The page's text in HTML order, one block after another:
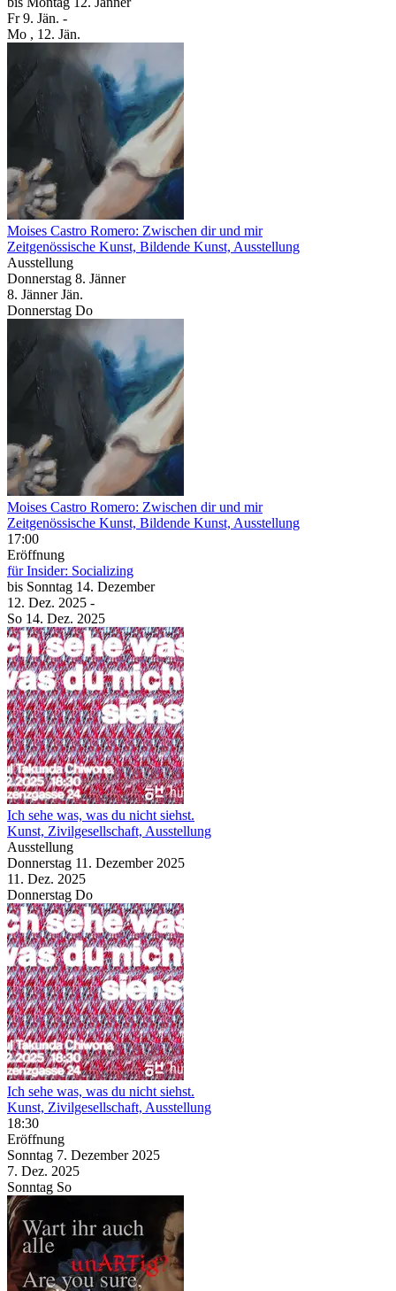
Fr9. Jän. -
Mo , 12. Jän.
Moises Castro Romero: Zwischen dir und mir
Zeitgenössische Kunst, Bildende Kunst, Ausstellung
Ausstellung
Donnerstag 8. Jänner
8. Jänner Jän.
Donnerstag Do
Moises Castro Romero: Zwischen dir und mir
Zeitgenössische Kunst, Bildende Kunst, Ausstellung
17:00
Eröffnung
für Insider: Socializing
bis Sonntag 14. Dezember
12. Dez. 2025 -
So 14. Dez. 2025
Ich sehe was, was du nicht siehst.
Kunst, Zivilgesellschaft, Ausstellung
Ausstellung
Donnerstag 11. Dezember 2025
11. Dez. 2025
Donnerstag Do
Ich sehe was, was du nicht siehst.
Kunst, Zivilgesellschaft, Ausstellung
18:30
Eröffnung
Sonntag 7. Dezember 2025
7. Dez. 2025
Sonntag So